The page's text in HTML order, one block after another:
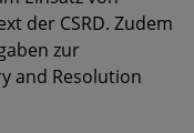
der CSRD. Zudem
zur
and Resolution